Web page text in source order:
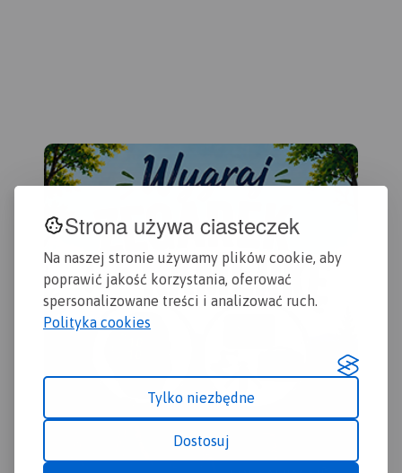
Strona używa ciasteczek
Na naszej stronie używamy plików cookie, aby
poprawić jakość korzystania, oferować
spersonalizowane treści i analizować ruch.
Polityka cookies
Tylko niezbędne
Dostosuj